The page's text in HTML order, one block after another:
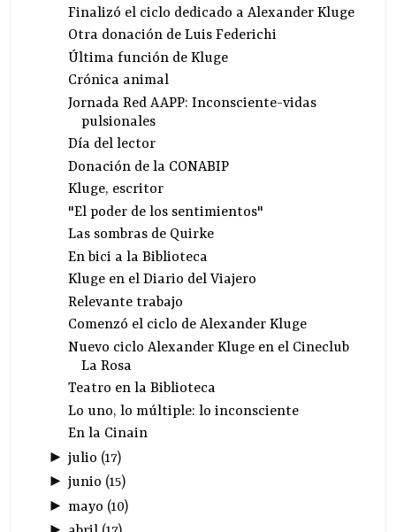
Finalizó el ciclo dedicado a Alexander Kluge
Otra donación de Luis Federichi
Última función de Kluge
Crónica animal
Jornada Red AAPP: Inconsciente-vidas
pulsionales
Día del lector
Donación de la CONABIP
Kluge, escritor
"El poder de los sentimientos"
Las sombras de Quirke
En bici a la Biblioteca
Kluge en el Diario del Viajero
Relevante trabajo
Comenzó el ciclo de Alexander Kluge
Nuevo ciclo Alexander Kluge en el Cineclub
La Rosa
Teatro en la Biblioteca
Lo uno, lo múltiple: lo inconsciente
En la Cinain
► julio (17)
► junio (15)
► mayo (10)